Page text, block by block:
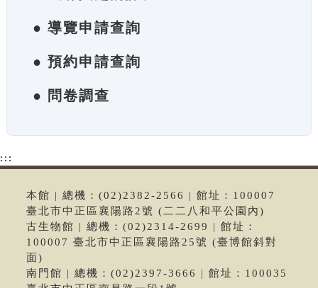
● 導覽申請查詢
● 預約申請查詢
● 問卷調查
:::
本館 | 總機：(02)2382-2566 | 館址：100007
臺北市中正區襄陽路2號 (二二八和平公園內)
古生物館 | 總機：(02)2314-2699 | 館址：
100007 臺北市中正區襄陽路25號 (臺博館斜對
面)
南門館 | 總機：(02)2397-3666 | 館址：100035